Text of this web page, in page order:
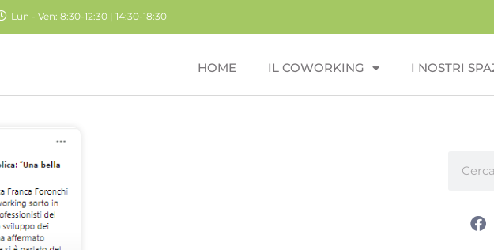
Lun - Ven: 8:30-12:30 | 14:30-18:30
HOME IL COWORKING I NOSTRI